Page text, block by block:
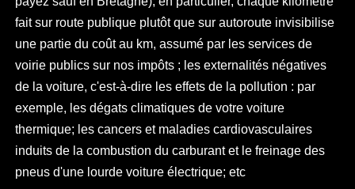
fait sur route publique plutôt que sur autoroute invisibilise
une partie du coût au km, assumé par les services de
voirie publics sur nos impôts ; les externalités négatives
de la voiture, c'est-à-dire les effets de la pollution : par
exemple, les dégats climatiques de votre voiture
thermique; les cancers et maladies cardiovasculaires
induits de la combustion du carburant et le freinage des
pneus d'une lourde voiture électrique; etc